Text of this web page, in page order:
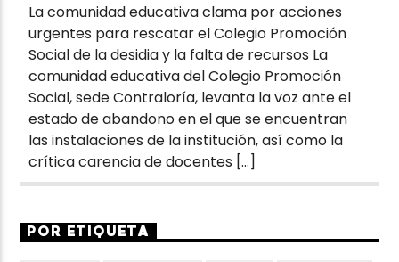
La comunidad educativa clama por acciones
urgentes para rescatar el Colegio Promoción
Social de la desidia y la falta de recursos La
comunidad educativa del Colegio Promoción
Social, sede Contraloría, levanta la voz ante el
estado de abandono en el que se encuentran
las instalaciones de la institución, así como la
crítica carencia de docentes […]
POR ETIQUETA